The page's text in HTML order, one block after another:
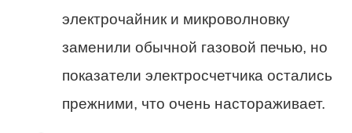
электрочайник и микроволновку
заменили обычной газовой печью, но
показатели электросчетчика остались
прежними, что очень настораживает.